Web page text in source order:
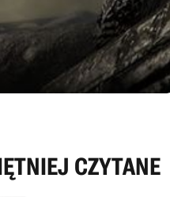
CZYTANE